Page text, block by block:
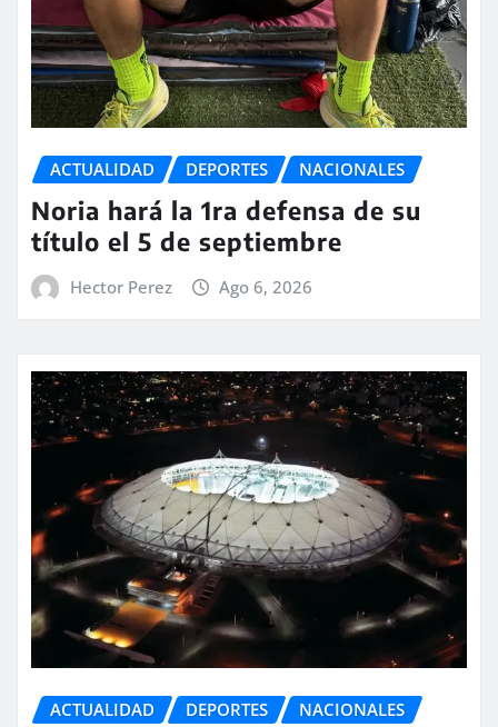
ACTUALIDAD DEPORTES NACIONALES
Noria hará la 1ra defensa de su
título el 5 de septiembre
Hector Perez Ago 6, 2026
ACTUALIDAD DEPORTES NACIONALES